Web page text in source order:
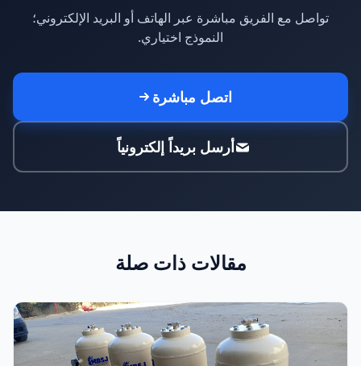
تواصل مع الفريق مباشرة عبر الهاتف أو البريد الإلكتروني؛
النموذج اختياري.
اتصل مباشرة
أرسل بريداً إلكترونياً
مقالات ذات صلة